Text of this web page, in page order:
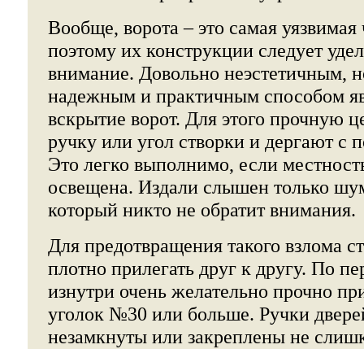
Вообще, ворота – это самая уязвимая
поэтому их конструкции следует
внимание. Довольно неэстетичным,
надежным и практичным способом
вскрытие ворот. Для этого прочную
ручку или угол створки и дергают
Это легко выполнимо, если
освещена. Издали слышен только
который никто не обратит внимания.
Для предотвращения такого взлома
плотно прилегать друг к другу. По
изнутри очень желательно прочно
уголок №30 или больше. Ручки
незамкнуты или закреплены не